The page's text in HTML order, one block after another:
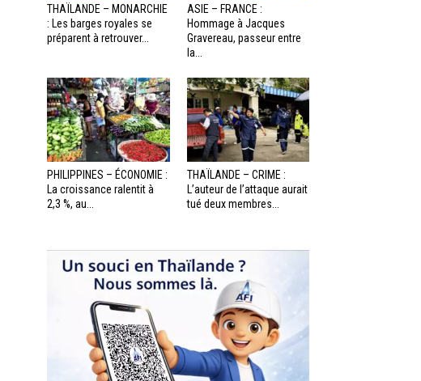
THAÏLANDE – MONARCHIE
: Les barges royales se
préparent à retrouver...
ASIE – FRANCE :
Hommage à Jacques
Gravereau, passeur entre
la...
PHILIPPINES – ÉCONOMIE :
La croissance ralentit à
2,3 %, au...
THAÏLANDE – CRIME :
L’auteur de l’attaque aurait
tué deux membres...